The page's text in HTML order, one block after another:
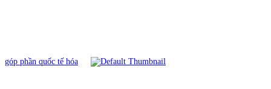
góp phần quốc tế hóa